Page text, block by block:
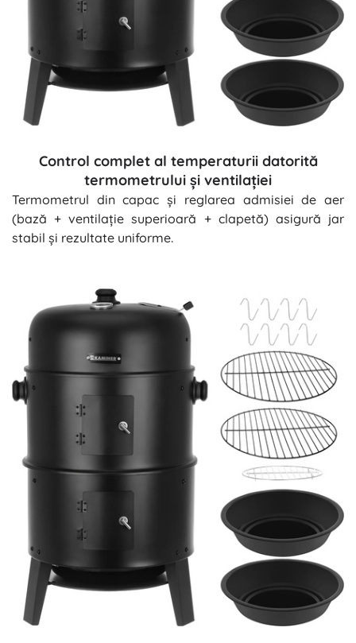
Control complet al temperaturii datorită
termometrului și ventilației
Termometrul din capac și reglarea admisiei de aer
(bază + ventilație superioară + clapetă) asigură jar
stabil și rezultate uniforme.